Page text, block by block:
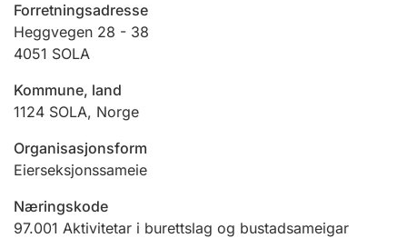
Jeger
Ektepaktrettleiaren
Andre tema
Forretningsadresse
Heggvegen 28 - 38
4051 SOLA
Kommune, land
1124 SOLA, Norge
Organisasjonsform
Eierseksjonssameie
Næringskode
97.001 Aktivitetar i burettslag og bustadsameigar